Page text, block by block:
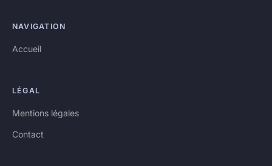
NAVIGATION
Accueil
LÉGAL
Mentions légales
Contact